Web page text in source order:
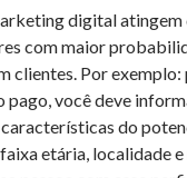
digital
com maior
clientes. Por
pago, você deve
do
etária, localidade e